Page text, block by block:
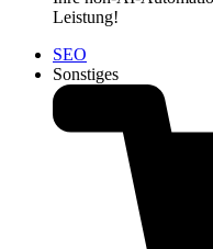
Leistung!
SEO
Sonstiges